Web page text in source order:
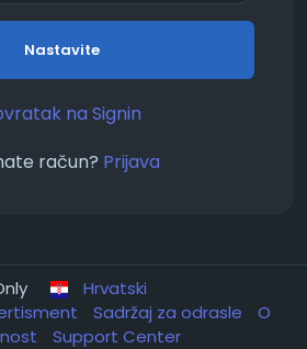
Nastavite
na Signin
račun? Prijava
Hrvatski
Sadržaj za odrasle
O
Support Center